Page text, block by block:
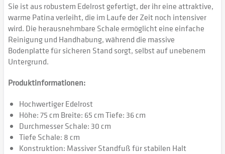
Sie ist aus robustem Edelrost gefertigt, der ihr eine attraktive,
warme Patina verleiht, die im Laufe der Zeit noch intensiver
wird. Die herausnehmbare Schale ermöglicht eine einfache
Reinigung und Handhabung, während die massive
Bodenplatte für sicheren Stand sorgt, selbst auf unebenem
Untergrund.
Produktinformationen:
Hochwertiger Edelrost
Höhe: 75 cm Breite: 65 cm Tiefe: 36 cm
Durchmesser Schale: 30 cm
Tiefe Schale: 8 cm
Konstruktion: Massiver Standfuß für stabilen Halt